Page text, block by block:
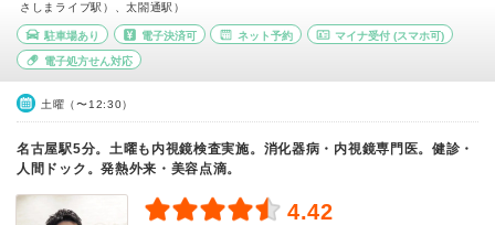
さしまライブ駅）、太閤通駅）
駐車場あり 電子決済可 ネット予約 マイナ受付 (スマホ可)
電子処方せん対応
土曜（〜12:30）
名古屋駅5分。土曜も内視鏡検査実施。消化器病・内視鏡専門医。健診・
人間ドック。発熱外来・美容点滴。
4.42